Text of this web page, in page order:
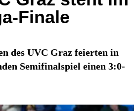
Finale
des UVC Graz feierten in
Semifinalspiel einen 3:0-